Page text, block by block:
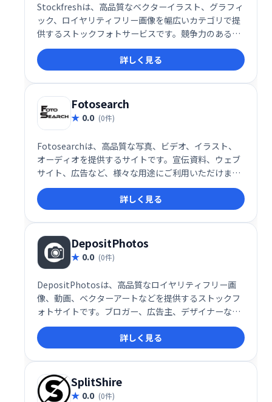
Stockfreshは、高品質なベクターイラスト、グラフィ
ック、ロイヤリティフリー画像を幅広いカテゴリで提
供するストックフォトサービスです。競争力のある価
格で、Webサイトや印刷物など、様々な用途にご利用
いただけます。デザインのクオリティを向上させ、制
作コストを抑えたい方におすすめです。豊富な画像ラ
イブラリから、あなたのクリエイティブな表現をサポ
ートします。
詳しく見る
Fotosearch
0.0 (0件)
Fotosearchは、高品質な写真、ビデオ、イラスト、
オーディオを提供するサイトです。宣伝資料、ウェブ
サイト、広告など、様々な用途にご利用いただけま
す。ストックフォト、ビデオクリップ、クリップアー
ト、イラストなど、豊富なコンテンツを検索してダウ
ンロードできます。ビジネスシーンから個人利用ま
で、幅広いニーズに対応します。
詳しく見る
DepositPhotos
0.0 (0件)
DepositPhotosは、高品質なロイヤリティフリー画
像、動画、ベクターアートなどを提供するストックフ
ォトサイトです。ブロガー、広告主、デザイナーな
ど、幅広いクリエイターのニーズに対応する膨大なコ
レクションを誇ります。常に更新される最新のコンテ
ンツで、あなたのプロジェクトを魅力的に演出しま
す。ブログ記事、広告、デザインなど、様々な用途に
ご利用いただけます。
詳しく見る
SplitShire
0.0 (0件)